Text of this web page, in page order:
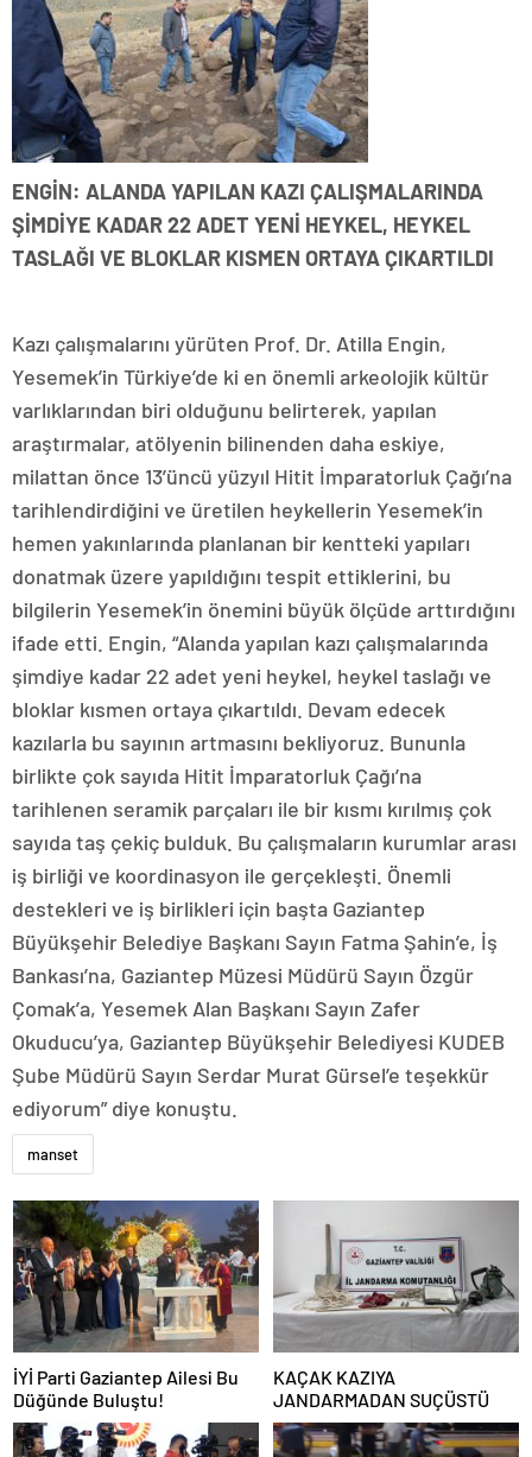
ENGİN: ALANDA YAPILAN KAZI ÇALIŞMALARINDA
ŞİMDİYE KADAR 22 ADET YENİ HEYKEL, HEYKEL
TASLAĞI VE BLOKLAR KISMEN ORTAYA ÇIKARTILDI
Kazı çalışmalarını yürüten Prof. Dr. Atilla Engin,
Yesemek’in Türkiye’de ki en önemli arkeolojik kültür
varlıklarından biri olduğunu belirterek, yapılan
araştırmalar, atölyenin bilinenden daha eskiye,
milattan önce 13’üncü yüzyıl Hitit İmparatorluk Çağı’na
tarihlendirdiğini ve üretilen heykellerin Yesemek’in
hemen yakınlarında planlanan bir kentteki yapıları
donatmak üzere yapıldığını tespit ettiklerini, bu
bilgilerin Yesemek’in önemini büyük ölçüde arttırdığını
ifade etti. Engin, “Alanda yapılan kazı çalışmalarında
şimdiye kadar 22 adet yeni heykel, heykel taslağı ve
bloklar kısmen ortaya çıkartıldı. Devam edecek
kazılarla bu sayının artmasını bekliyoruz. Bununla
birlikte çok sayıda Hitit İmparatorluk Çağı’na
tarihlenen seramik parçaları ile bir kısmı kırılmış çok
sayıda taş çekiç bulduk. Bu çalışmaların kurumlar arası
iş birliği ve koordinasyon ile gerçekleşti. Önemli
destekleri ve iş birlikleri için başta Gaziantep
Büyükşehir Belediye Başkanı Sayın Fatma Şahin’e, İş
Bankası’na, Gaziantep Müzesi Müdürü Sayın Özgür
Çomak’a, Yesemek Alan Başkanı Sayın Zafer
Okuducu’ya, Gaziantep Büyükşehir Belediyesi KUDEB
Şube Müdürü Sayın Serdar Murat Gürsel’e teşekkür
ediyorum” diye konuştu.
manset
İYİ Parti Gaziantep Ailesi Bu
Düğünde Buluştu!
KAÇAK KAZIYA
JANDARMADAN SUÇÜSTÜ